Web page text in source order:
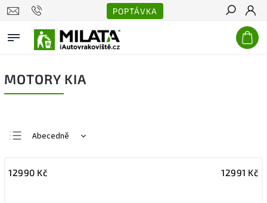
POPTÁVKA
Hledat
MOTORY KIA
Abecedně
Nejdražší
12990 Kč 12991 Kč